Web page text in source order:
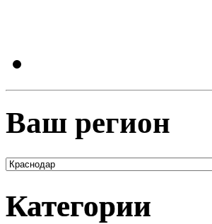
Ваш регион
Категории